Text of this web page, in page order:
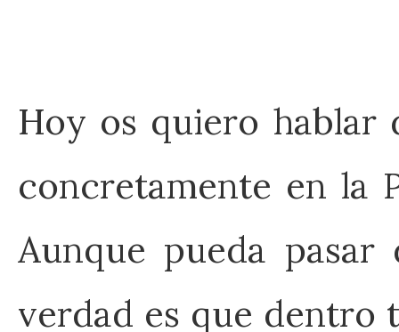
Hoy os quiero hablar
concretamente en la
Aunque pueda
verdad es que dentro